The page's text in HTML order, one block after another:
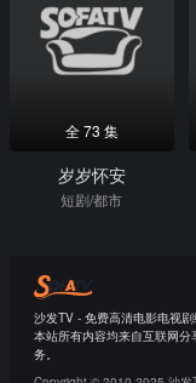
全 73 集
岁岁怀安
短剧/都市
沙发TV - 免费高清电影电视剧
本站所有内容均来自互联网
务。